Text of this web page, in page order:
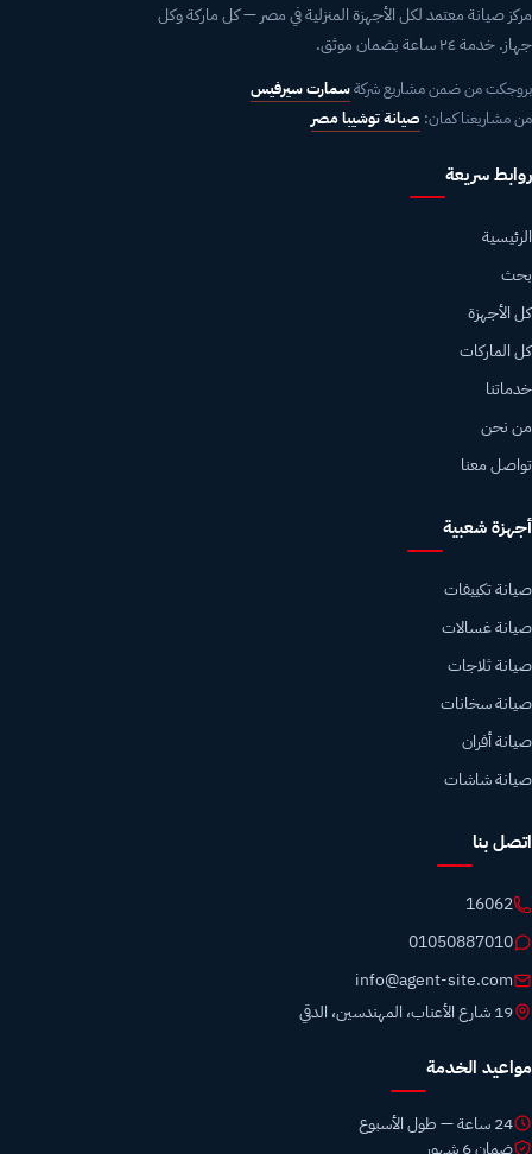
مركز صيانة معتمد لكل الأجهزة المنزلية في مصر — كل ماركة وكل
جهاز. خدمة ٢٤ ساعة بضمان موثق.
بروجكت من ضمن مشاريع شركةسمارت سيرفيس
من مشاريعنا كمان: صيانة توشيبا مصر
روابط سريعة
الرئيسية
بحث
كل الأجهزة
كل الماركات
خدماتنا
من نحن
تواصل معنا
أجهزة شعبية
صيانة تكييفات
صيانة غسالات
صيانة ثلاجات
صيانة سخانات
صيانة أفران
صيانة شاشات
اتصل بنا
16062
01050887010
info@agent-site.com
19 شارع الأعناب، المهندسين، الدقي
مواعيد الخدمة
24 ساعة — طول الأسبوع
ضمان 6 شهور